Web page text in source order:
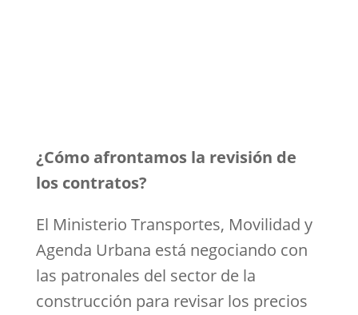
¿Cómo afrontamos la revisión de
los contratos?
El Ministerio Transportes, Movilidad y
Agenda Urbana está negociando con
las patronales del sector de la
construcción para revisar los precios